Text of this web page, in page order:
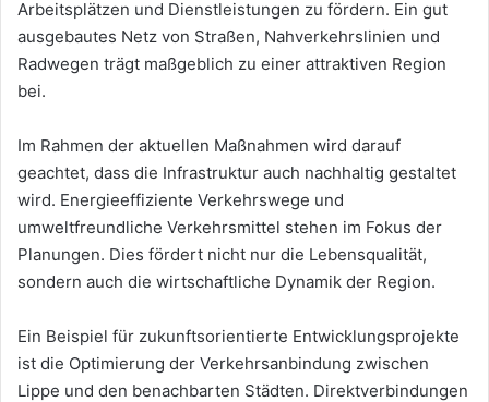
Arbeitsplätzen und Dienstleistungen zu fördern. Ein gut
ausgebautes Netz von Straßen, Nahverkehrslinien und
Radwegen trägt maßgeblich zu einer attraktiven Region
bei.
Im Rahmen der aktuellen Maßnahmen wird darauf
geachtet, dass die Infrastruktur auch nachhaltig gestaltet
wird. Energieeffiziente Verkehrswege und
umweltfreundliche Verkehrsmittel stehen im Fokus der
Planungen. Dies fördert nicht nur die Lebensqualität,
sondern auch die wirtschaftliche Dynamik der Region.
Ein Beispiel für zukunftsorientierte Entwicklungsprojekte
ist die Optimierung der Verkehrsanbindung zwischen
Lippe und den benachbarten Städten. Direktverbindungen